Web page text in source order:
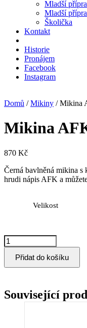
Mladší
Mladší
Školička
Kontakt
Historie
Pronájem
Facebook
Instagram
Domů /Mikiny / Mikina
Mikina
870 Kč
Černá bavlněná mikina
hrudi nápis AFK a
Velikost
Mikina
AFK
Slivenec
černá
Přidat do košíku